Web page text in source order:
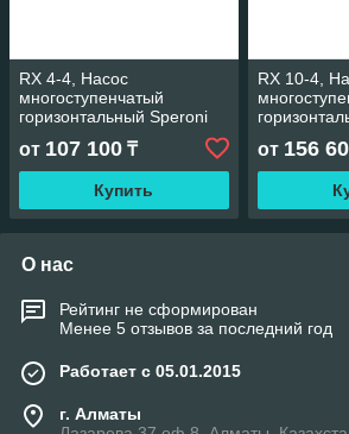
RX 4-4, Насос
многоступенчатый
горизонтальный Speroni
от 107 100 ₸
Купить
RX 10-4,
от 156
О нас
Рейтинг не сформирован
Менее 5 отзывов за последний год
Работает с 05.01.2015
г. Алматы